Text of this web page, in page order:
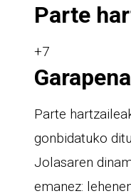
Parte
+7
Garapena
Parte
gonbidatuko
Jolasaren
emanez: